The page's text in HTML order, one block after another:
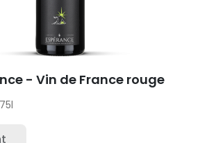
- Vin de France rouge